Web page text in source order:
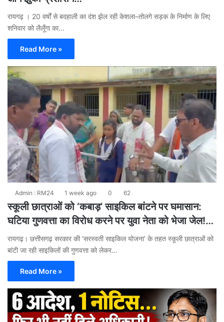
रायगढ़ । 20 वर्षों से बदहाली का दंश झेल रही केशला–तोलगे सड़क के निर्माण के लिए
शनिवार को लैलूँगा का…
Read More »
Admin : RM24 1 week ago 0 62
स्कूली छात्राओं को ‘कबाड़’ साइकिल बांटने पर घमासान:
घटिया गुणवत्ता का विरोध करने पर युवा नेता को भेजा जेल!…
रायगढ़। छत्तीसगढ़ सरकार की ‘सरस्वती साइकिल योजना’ के तहत स्कूली छात्राओं को
बांटी जा रही साइकिलों की गुणवत्ता को लेकर…
Read More »